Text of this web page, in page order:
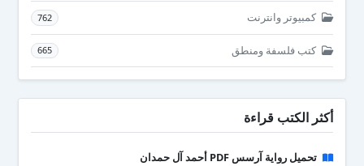
كمبيوتر وانترنت 762
كتب فلسفة ومنطق 665
أكثر الكتب قراءة
تحميل رواية آرسس PDF أحمد آل حمدان